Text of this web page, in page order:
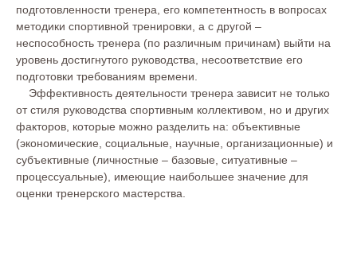
подготовленности тренера, его компетентность в вопросах
методики спортивной тренировки, а с другой –
неспособность тренера (по различным причинам) выйти на
уровень достигнутого руководства, несоответствие его
подготовки требованиям времени.
Эффективность деятельности тренера зависит не только
от стиля руководства спортивным коллективом, но и других
факторов, которые можно разделить на: объективные
(экономические, социальные, научные, организационные) и
субъективные (личностные – базовые, ситуативные –
процессуальные), имеющие наибольшее значение для
оценки тренерского мастерства.